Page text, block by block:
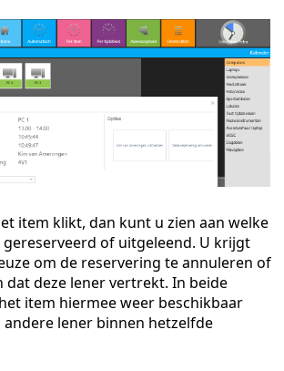
item klikt, dan kunt u zien aan welke
of uitgeleend. U krijgt
om de reservering te annuleren of
dat deze lener vertrekt. In beide
item hiermee weer beschikbaar
andere lener binnen hetzelfde